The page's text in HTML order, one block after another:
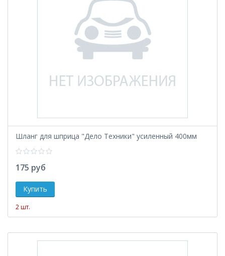
Шланг для шприца "Дело Техники" усиленный 400мм
175 руб
2 шт.